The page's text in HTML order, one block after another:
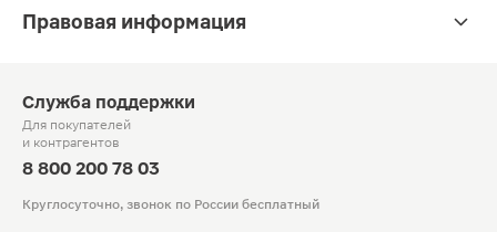
Правовая информация
Служба поддержки
Для покупателей
и контрагентов
8 800 200 78 03
Круглосуточно, звонок по России бесплатный